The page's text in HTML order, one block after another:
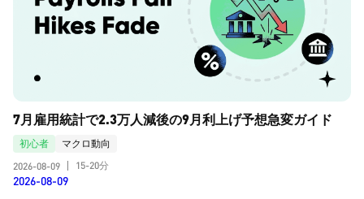
7月雇用統計で2.3万人減後の9月利上げ予想急変ガイド
初心者
マクロ動向
2026-08-09
15-20分
2026-08-09